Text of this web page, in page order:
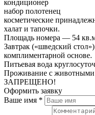
кондиционер
набор полотенец
косметические
халат и тапочки.
Площадь номера — 54
Завтрак («шведский
комплиментарной основе.
Питьевая вода
Проживание с животными
ЗАПРЕЩЕНО!
Оформить заявку
Ваше имя *